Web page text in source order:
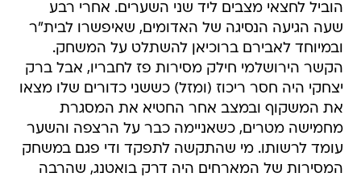
הוביל לחצאי מצבים ליד שני השערים. אחרי רבע
שעה הגיעה הנסיגה של האדומים, שאיפשרו לבית"ר
ובמיוחד לאבירם ברוכיאן להשתלט על המשחק.
הקשר הירושלמי חילק מסירות פז לחבריו, אבל ברק
יצחקי היה חסר ריכוז (ומזל) כששני כדורים שלו מצאו
את המשקוף ובמצב אחר החטיא את המסגרת
מחמישה מטרים, כשאניימה כבר על הרצפה והשער
עומד לרשותו. מי שהתקשה לתפקד ודי פגם במשחק
המסירות של המארחים היה דרק בואטנג, שהרבה